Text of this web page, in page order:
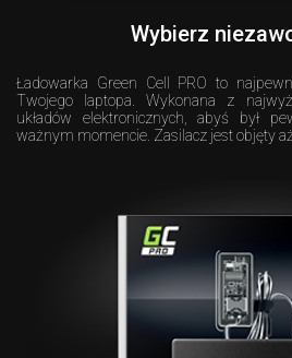
Wybierz
Ładowarka Green Cell PRO to
Twojego laptopa. Wykonana z
układów elektronicznych, abyś był
ważnym momencie. Zasilacz jest objęty